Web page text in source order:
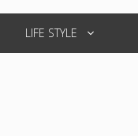
LIFE STYLE